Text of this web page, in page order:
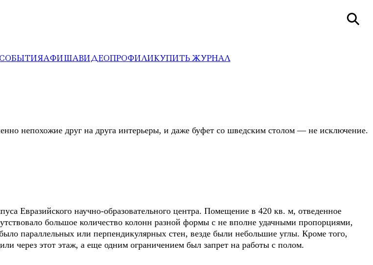
СОБЫТИЯАФИШАВИДЕОПРОФИЛИКУПИТЬ ЖУРНАЛ
непохожие друг на друга интерьеры, и даже буфет со шведским столом — не исключение.
Евразийского научно-образовательного центра. Помещение в 420 кв. м, отведенное
большое количество колонн разной формы с не вполне удачными пропорциями,
параллельных или перпендикулярных стен, везде были небольшие углы. Кроме того,
через этот этаж, а еще одним ограничением был запрет на работы с полом.